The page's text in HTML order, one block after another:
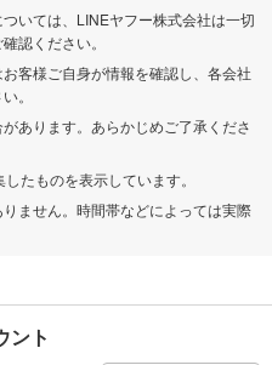
いては、LINEヤフー株式会社は一切
認ください。
客様ご自身が情報を確認し、各会社
。
あります。あらかじめご了承くださ
たものを表示しています。
ません。時間帯などによっては実際
ント